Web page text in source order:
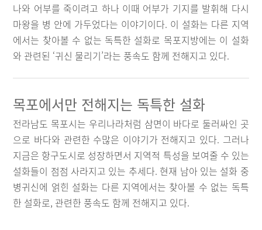
나와 어부를 죽이려고 하나 이때 어부가 기지를 발휘해 다시
마왕을 병 안에 가두었다는 이야기이다. 이 설화는 다른 지역
에서는 찾아볼 수 없는 독특한 설화로 목포지방에는 이 설화
와 관련된 ‘귀신 물리기’라는 풍속도 함께 전해지고 있다.
목포에서만 전해지는 독특한 설화
전라남도 목포시는 우리나라처럼 삼면이 바다로 둘러싸인 곳
으로 바다와 관련한 수많은 이야기가 전해지고 있다. 그러나
지금은 항구도시로 성장하면서 지역적 특성을 보여줄 수 있는
설화들이 점점 사라지고 있는 추세다. 현재 남아 있는 설화 중
병귀신에 얽힌 설화는 다른 지역에서는 찾아볼 수 없는 독특
한 설화로, 관련한 풍속도 함께 전해지고 있다.